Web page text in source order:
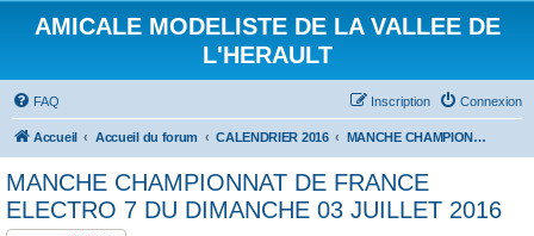
AMICALE MODELISTE DE LA VALLEE DE
L'HERAULT
FAQ Connexion
Inscription
Accueil Accueil du forum CALENDRIER 2016 MANCHE CHAMPIONNAT DE FRANCE ELECTRO 7 DU DIMANCHE 03 JUILLET 2016
MANCHE CHAMPIONNAT DE FRANCE
ELECTRO 7 DU DIMANCHE 03 JUILLET 2016